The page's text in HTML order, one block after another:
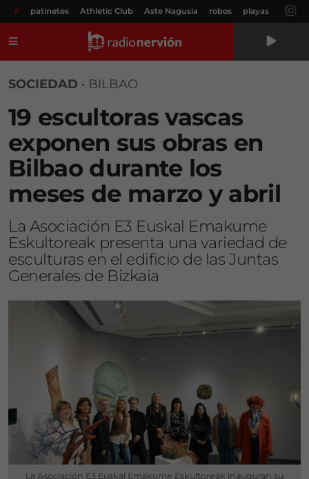
# patinetes Athletic Club Aste Nagusia robos playas
SOCIEDAD • BILBAO
19 escultoras vascas
exponen sus obras en
Bilbao durante los
meses de marzo y abril
La Asociación E3 Euskal Emakume
Eskultoreak presenta una variedad de
esculturas en el edificio de las Juntas
Generales de Bizkaia
La Asociación E3 Euskal Emakume Eskultoreak inauguran su